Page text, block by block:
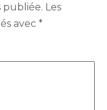
publiée. Les
avec *